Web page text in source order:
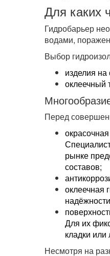
Для каких
Гидробарьер
водами,
Выбор
изделия
оклеечный
Перед
рынке
составов;
оклеечная
Для их
кладки
Несмотря на